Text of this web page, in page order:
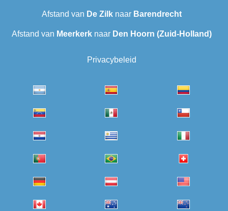
Afstand van De Zilknaar Barendrecht‎
Afstand van Meerkerknaar Den Hoorn (Zuid-Holland)
Privacybeleid